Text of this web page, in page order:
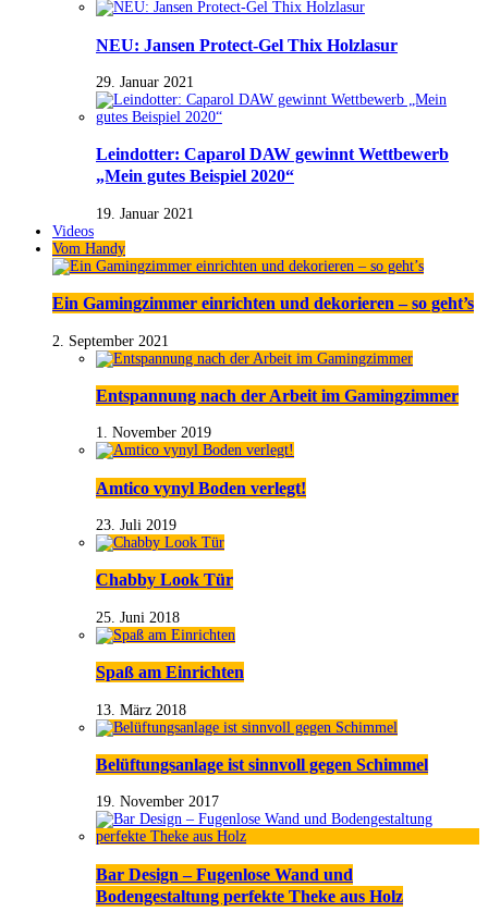
NEU: Jansen Protect-Gel Thix Holzlasur
29. Januar 2021
Leindotter: Caparol DAW gewinnt Wettbewerb
„Mein gutes Beispiel 2020“
19. Januar 2021
Videos
Vom Handy
Ein Gamingzimmer einrichten und dekorieren – so geht’s
2. September 2021
Entspannung nach der Arbeit im Gamingzimmer
1. November 2019
Amtico vynyl Boden verlegt!
23. Juli 2019
Chabby Look Tür
25. Juni 2018
Spaß am Einrichten
13. März 2018
Belüftungsanlage ist sinnvoll gegen Schimmel
19. November 2017
Bar Design – Fugenlose Wand und
Bodengestaltung perfekte Theke aus Holz